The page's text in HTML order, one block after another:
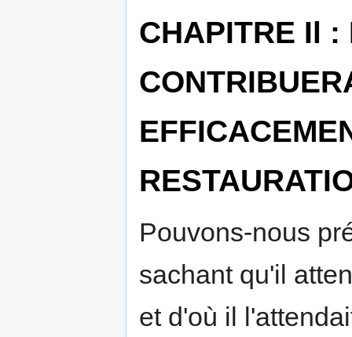
CHAPITRE Il :
Pouvons-nous
sachant qu'il
et d'où il